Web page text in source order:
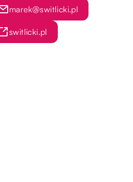
marek@switlicki.pl
switlicki.pl